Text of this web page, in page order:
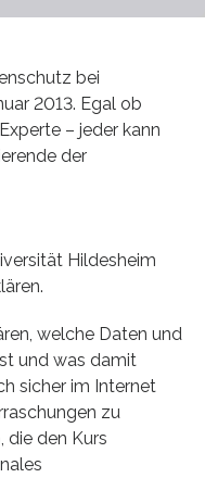
bei
2013. Egal ob
– jeder kann
der
Hildesheim
welche Daten und
und was damit
sicher im Internet
zu
die den Kurs